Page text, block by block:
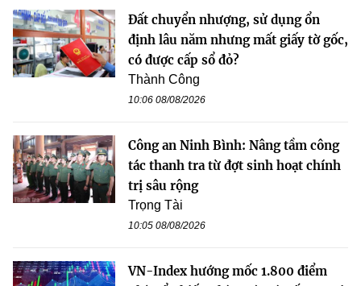
Đất chuyển nhượng, sử dụng ổn
định lâu năm nhưng mất giấy tờ gốc,
có được cấp sổ đỏ?
Thành Công
10:06 08/08/2026
Công an Ninh Bình: Nâng tầm công
tác thanh tra từ đợt sinh hoạt chính
trị sâu rộng
Trọng Tài
10:05 08/08/2026
VN-Index hướng mốc 1.800 điểm